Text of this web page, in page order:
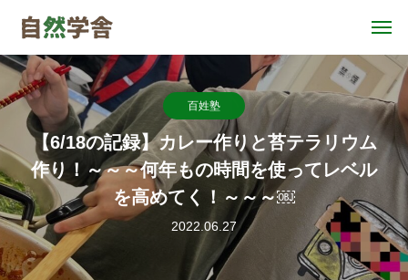
百姓塾
【6/18の記録】カレー作りと苔テラリウム
作り！～～～何年もの時間を使ってレベル
を高めてく！～～～￼
2022.06.27